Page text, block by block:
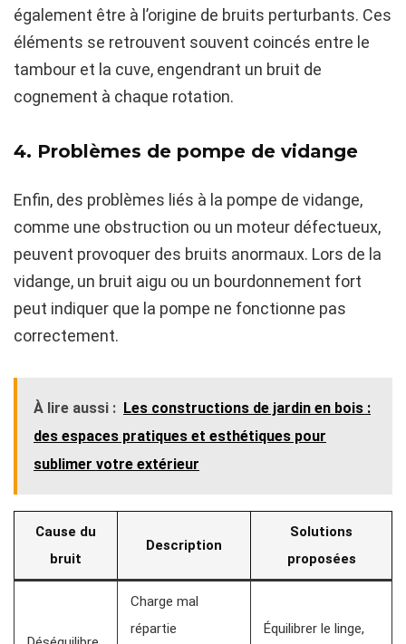
également être à l’origine de bruits perturbants. Ces
éléments se retrouvent souvent coincés entre le
tambour et la cuve, engendrant un bruit de
cognement à chaque rotation.
4. Problèmes de pompe de vidange
Enfin, des problèmes liés à la pompe de vidange,
comme une obstruction ou un moteur défectueux,
peuvent provoquer des bruits anormaux. Lors de la
vidange, un bruit aigu ou un bourdonnement fort
peut indiquer que la pompe ne fonctionne pas
correctement.
À lire aussi : Les constructions de jardin en bois :
des espaces pratiques et esthétiques pour
sublimer votre extérieur
Cause du
bruit
Description
Solutions
proposées
Charge mal
répartie
Équilibrer le linge,